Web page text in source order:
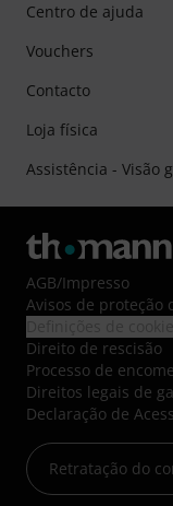
Centro de ajuda
Vouchers
Contacto
Loja física
Assistência - Visão
AGB/Impresso
Avisos de proteção
Direito de rescisão
Processo de
Direitos legais de
Declaração de
Retratação do